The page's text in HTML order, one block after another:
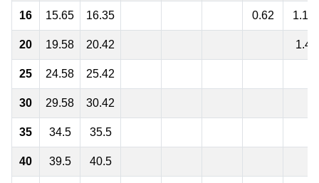
16 15.65 16.35 0.62 1.13
20 19.58 20.42 1.4
25 24.58 25.42
30 29.58 30.42
35 34.5 35.5
40 39.5 40.5